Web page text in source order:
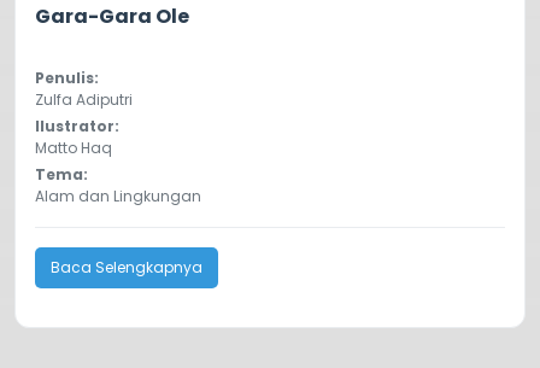
Gara-Gara Ole
Penulis:
Zulfa Adiputri
Ilustrator:
Matto Haq
Tema:
Alam dan Lingkungan
Baca Selengkapnya